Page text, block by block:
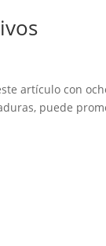
artículo con
puede